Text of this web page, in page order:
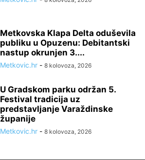
Metkovska Klapa Delta oduševila
publiku u Opuzenu: Debitantski
nastup okrunjen 3....
Metkovic.hr - 8 kolovoza, 2026
U Gradskom parku održan 5.
Festival tradicija uz
predstavljanje Varaždinske
županije
Metkovic.hr - 8 kolovoza, 2026